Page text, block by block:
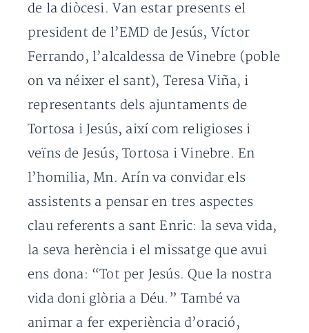
de la diòcesi. Van estar presents el
president de l’EMD de Jesús, Víctor
Ferrando, l’alcaldessa de Vinebre (poble
on va néixer el sant), Teresa Viña, i
representants dels ajuntaments de
Tortosa i Jesús, així com religioses i
veïns de Jesús, Tortosa i Vinebre. En
l’homilia, Mn. Arín va convidar els
assistents a pensar en tres aspectes
clau referents a sant Enric: la seva vida,
la seva herència i el missatge que avui
ens dona: “Tot per Jesús. Que la nostra
vida doni glòria a Déu.” També va
animar a fer experiència d’oració,